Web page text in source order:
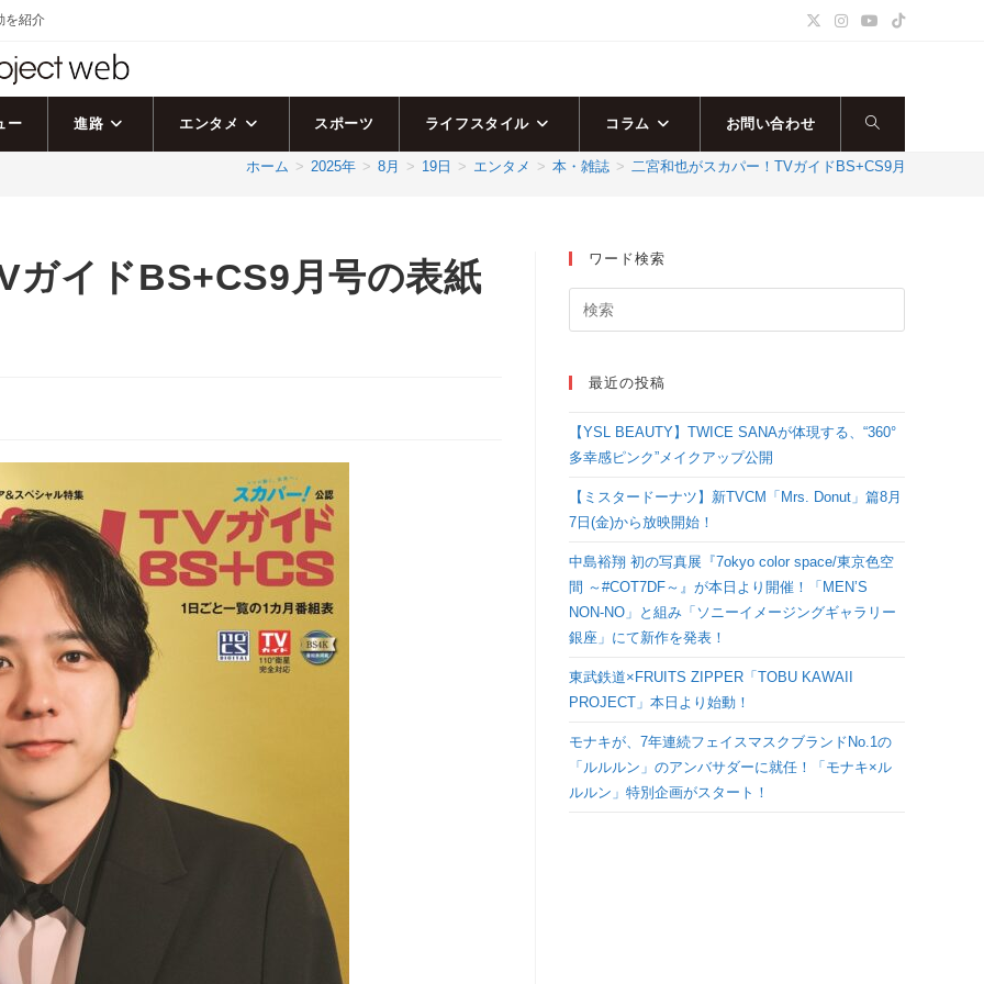
を紹介
ー 進路 エンタメ スポーツ ライフスタイル コラム お問い合わせ ウ
サ
検
索
を
ホーム > 2025年 > 8月 > 19日 > エンタメ > 本・雑誌 > 二宮和也がスカパー！TVガイドBS+CS9月号の表紙に
ガイドBS+CS9月号の表紙 ワード検索
最近の投稿
【YSL BEAUTY】TWICE SANAが体現する、“360°
多幸感ピンク”メイクアップ公開
【ミスタードーナツ】新TVCM「Mrs. Donut」篇8月
7日(金)から放映開始！
中島裕翔 初の写真展『7okyo color space/東京色空
間 ～#COT7DF～』が本日より開催！「MEN’S
NON-NO」と組み「ソニーイメージングギャラリー
銀座」にて新作を発表！
東武鉄道×FRUITS ZIPPER「TOBU KAWAII
PROJECT」本日より始動！
モナキが、7年連続フェイスマスクブランドNo.1の
「ルルルン」のアンバサダーに就任！「モナキ×ル
ルルン」特別企画がスタート！